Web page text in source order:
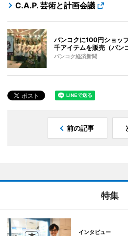
C.A.P. 芸術と計画会議
バンコクに100円ショッ
千アイテムを販売（バン
バンコク経済新聞
前の記事
特集
インタビュー